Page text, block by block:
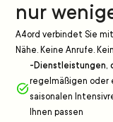
nur
A4ord verbindet Sie
Nähe. Keine Anrufe.
-Dienstleistungen,
regelmäßigen oder
saisonalen
Ihnen passen